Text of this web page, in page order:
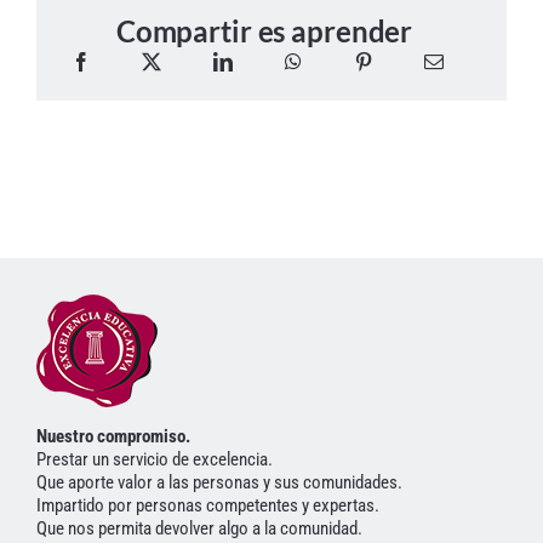
Compartir es aprender
Nuestro compromiso.
Prestar un servicio de excelencia.
Que aporte valor a las personas y sus comunidades.
Impartido por personas competentes y expertas.
Que nos permita devolver algo a la comunidad.